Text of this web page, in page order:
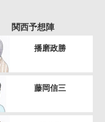
関西予想陣
播磨政勝
藤岡信三